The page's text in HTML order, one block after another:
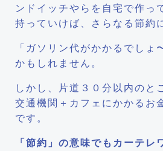
ンドイッチやらを自宅で作っ
持っていけば、さらなる節約
「ガソリン代がかかるでしょ
かもしれません。
しかし、片道３０分以内のと
交通機関＋カフェにかかるお
です。
「節約」の意味でもカーテレ